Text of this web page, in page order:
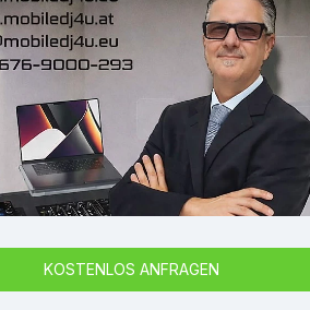
KOSTENLOS ANFRAGEN